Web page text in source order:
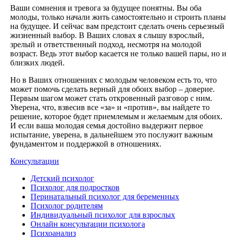
Ваши сомнения и тревога за будущее понятны. Вы оба
молоды, только начали жить самостоятельно и строить планы
на будущее. И сейчас вам предстоит сделать очень серьезный
жизненный выбор. В Ваших словах я слышу взрослый,
зрелый и ответственный подход, несмотря на молодой
возраст. Ведь этот выбор касается не только вашей пары, но и
близких людей.
Но в Ваших отношениях с молодым человеком есть то, что
может помочь сделать верный для обоих выбор – доверие.
Первым шагом может стать откровенный разговор с ним.
Уверена, что, взвесив все «за» и «против», вы найдете то
решение, которое будет приемлемым и желаемым для обоих.
И если ваша молодая семья достойно выдержит первое
испытание, уверена, в дальнейшем это послужит важным
фундаментом и поддержкой в отношениях.
Консультации
Детский психолог
Психолог для подростков
Перинатальный психолог для беременных
Психолог родителям
Индивидуальный психолог для взрослых
Онлайн консультации психолога
Психоанализ